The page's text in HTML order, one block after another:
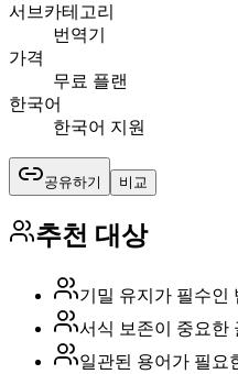
서브카테고리
번역기
가격
무료 플랜
한국어
한국어 지원
공유하기 비교
추천 대상
기밀 유지가 필수인
서식 보존이 중요한
일관된 용어가 필요